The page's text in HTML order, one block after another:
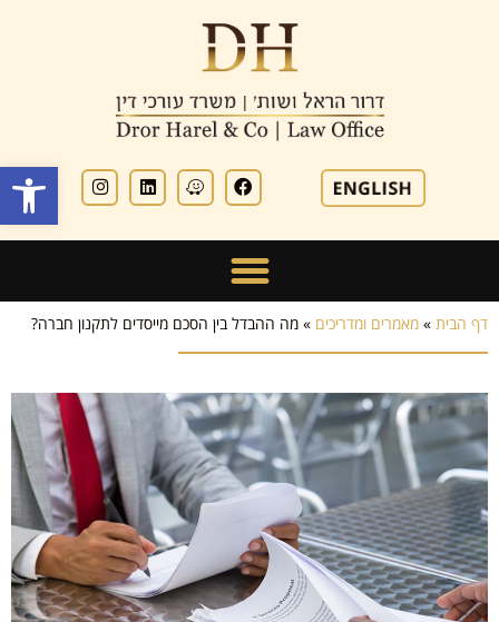
פתח
דף הבית » מאמרים ומדריכים » מה ההבדל בין הסכם מייסדים לתקנון חברה?